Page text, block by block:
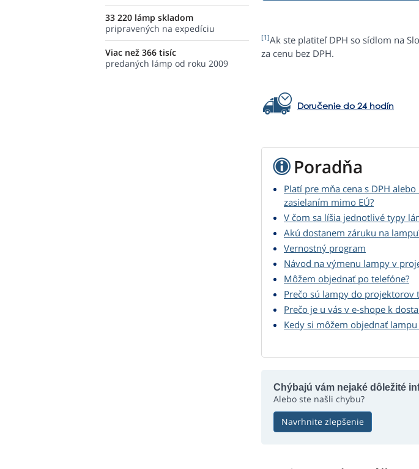
[1]Ak ste platiteľ DPH so sídlom na
za cenu bez DPH.
Doručenie do 24 hodín
Poradňa
Platí pre mňa cena s DPH
zasielaním mimo EÚ?
V čom sa líšia jednotlivé typy
Akú dostanem záruku na
Vernostný program
Návod na výmenu lampy v
Môžem objednať po telefóne?
Prečo sú lampy do projektorov
Prečo je u vás v e-shope k
Kedy si môžem objednať
Chýbajú vám nejaké dôležité
Alebo ste našli chybu?
Navrhnite zlepšenie
33 220 lámp skladom
pripravených na expedíciu
Viac než 366 tisíc
predaných lámp od roku 2009